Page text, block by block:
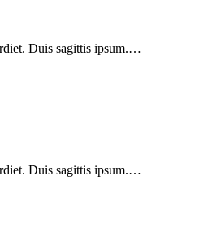
Duis sagittis ipsum.…
Duis sagittis ipsum.…